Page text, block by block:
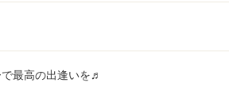
最高の出逢いを♬